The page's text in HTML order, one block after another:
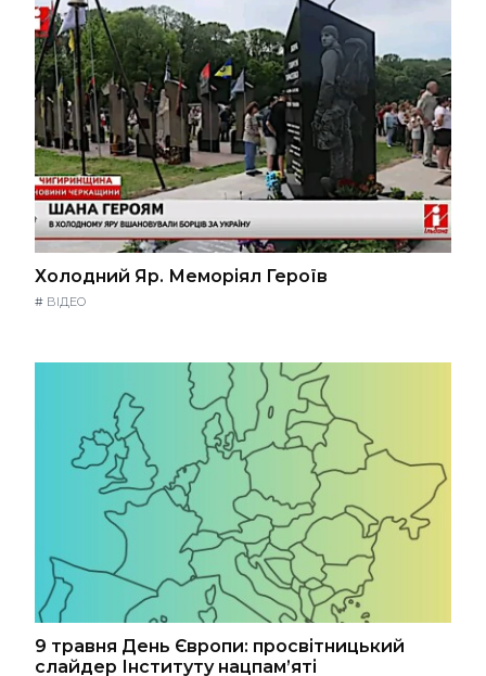
Холодний Яр. Меморіял Героїв
# ВІДЕО
9 травня День Європи: просвітницький
слайдер Інституту нацпам’яті